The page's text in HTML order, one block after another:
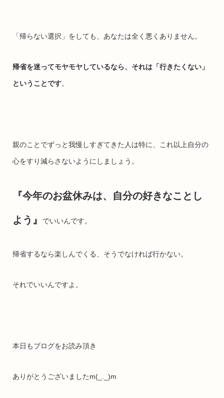
「帰らない選択」をしても、あなたは全く悪くありません。
帰省を迷ってモヤモヤしているなら、それは「行きたくない」
ということです。
親のことでずっと我慢しすぎてきた人は特に、これ以上自分の
心をすり減らさないようにしましょう。
『今年のお盆休みは、自分の好きなことし
よう』 でいいんです。
帰省するなら楽しんでくる、そうでなければ行かない。
それでいいんですよ。
本日もブログをお読み頂き
ありがとうございましたm(_._)m